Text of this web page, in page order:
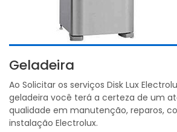
Geladeira
Ao Solicitar os serviços Disk Lux
geladeira você terá a certeza de um
qualidade em manutenção, reparos,
instalação Electrolux.